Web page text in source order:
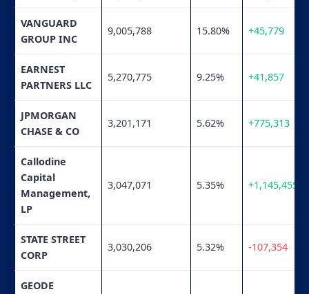
VANGUARD
GROUP INC
9,005,788 15.80% +45,779
EARNEST
PARTNERS LLC
5,270,775 9.25% +41,857
JPMORGAN
CHASE & CO
3,201,171 5.62% +775,313
Callodine
Capital
Management,
LP
3,047,071 5.35% +1,145,455
STATE STREET
CORP
3,030,206 5.32% -107,354
GEODE